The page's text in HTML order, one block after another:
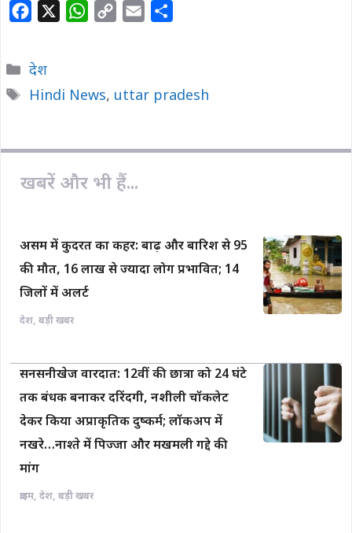
e
b
W
s
L
l
e
Categories
देश
Tags
Hindi News, uttar pradesh
खबरें और भी हैं...
असम में कुदरत का कहर: बाढ़ और बारिश से 95
की मौत, 16 लाख से ज्यादा लोग प्रभावित; 14
जिलों में अलर्ट
देश, बड़ी खबर
सनसनीखेज वारदात: 12वीं की छात्रा को 24 घंटे
तक बंधक बनाकर दरिंदगी, नशीली चॉकलेट
देकर किया अप्राकृतिक दुष्कर्म; लॉकअप में
नखरे…नाश्ते में पिज्जा और मखमली गद्दे की
मांग
क्राइम, देश, बड़ी खबर